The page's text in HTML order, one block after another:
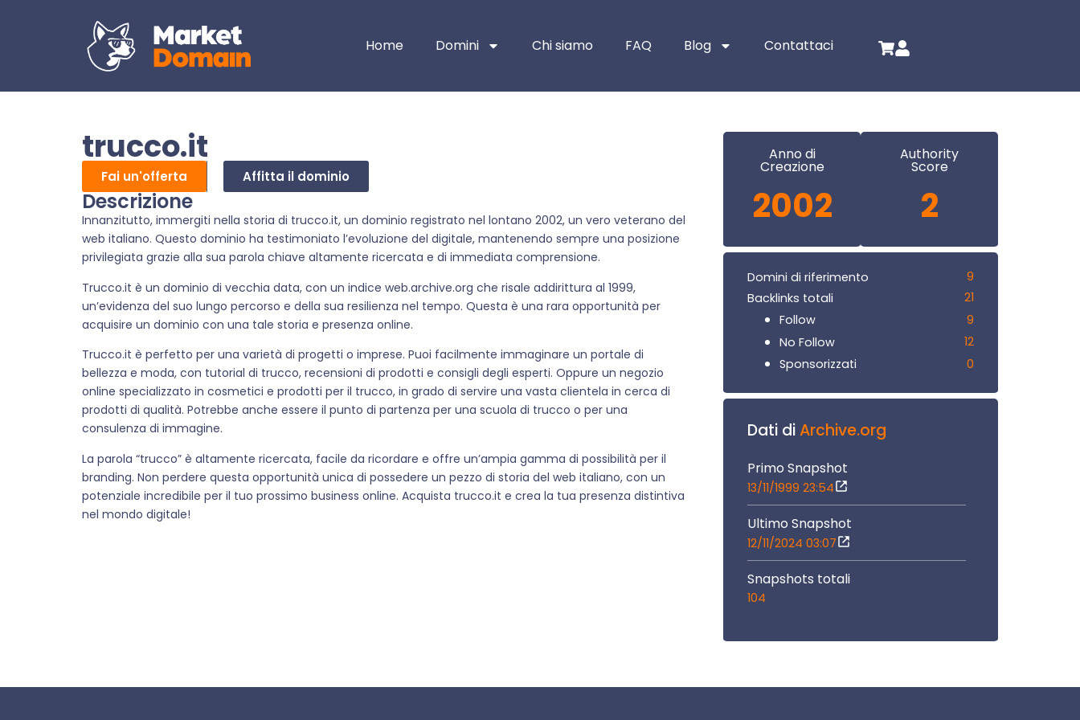
Home Domini Chi siamo FAQ Blog Contattaci
trucco.it
Fai un'offerta Affitta il dominio
Descrizione
Innanzitutto, immergiti nella storia di trucco.it, un dominio registrato nel lontano 2002, un vero veterano del
web italiano. Questo dominio ha testimoniato l’evoluzione del digitale, mantenendo sempre una posizione
privilegiata grazie alla sua parola chiave altamente ricercata e di immediata comprensione.
Trucco.it è un dominio di vecchia data, con un indice web.archive.org che risale addirittura al 1999,
un’evidenza del suo lungo percorso e della sua resilienza nel tempo. Questa è una rara opportunità per
acquisire un dominio con una tale storia e presenza online.
Trucco.it è perfetto per una varietà di progetti o imprese. Puoi facilmente immaginare un portale di
bellezza e moda, con tutorial di trucco, recensioni di prodotti e consigli degli esperti. Oppure un negozio
online specializzato in cosmetici e prodotti per il trucco, in grado di servire una vasta clientela in cerca di
prodotti di qualità. Potrebbe anche essere il punto di partenza per una scuola di trucco o per una
consulenza di immagine.
La parola “trucco” è altamente ricercata, facile da ricordare e offre un’ampia gamma di possibilità per il
branding. Non perdere questa opportunità unica di possedere un pezzo di storia del web italiano, con un
potenziale incredibile per il tuo prossimo business online. Acquista trucco.it e crea la tua presenza distintiva
nel mondo digitale!
Anno di
Creazione
2002
Authority
Score
2
Domini di riferimento
9
Backlinks totali
21
Follow
9
No Follow
12
Sponsorizzati
0
Dati diArchive.org
Primo Snapshot
13/11/1999 23:54
Ultimo Snapshot
12/11/2024 03:07
Snapshots totali
104